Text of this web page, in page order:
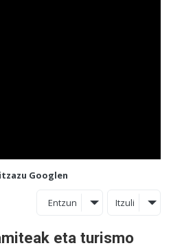
Googlen
Entzun Itzuli
eta turismo